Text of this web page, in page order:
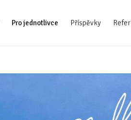
Pro jednotlivce Příspěvky